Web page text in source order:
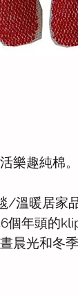
樂趣純棉
/溫暖居家
個年頭的
晨光和冬